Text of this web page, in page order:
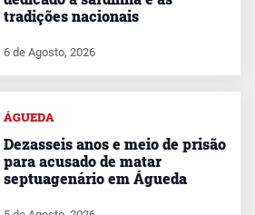
tradições nacionais
6 de Agosto, 2026
ÁGUEDA
Dezasseis anos e meio de prisão
para acusado de matar
septuagenário em Águeda